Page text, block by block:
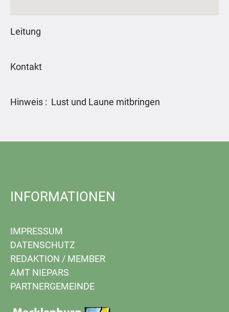
Leitung
Kontakt
Hinweis : Lust und Laune mitbringen
INFORMATIONEN
IMPRESSUM
DATENSCHUTZ
REDAKTION / MEMBER
AMT NIEPARS
PARTNERGEMEINDE